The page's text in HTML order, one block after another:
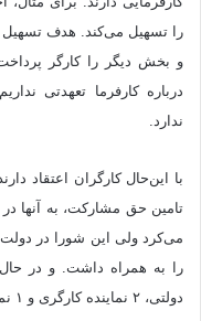
را تسهیل می‌کند. هدف تسهیل
و بخش دیگر را کارگر
درباره کارفرما تعهدتی
ندارد.
با این‌حال کارگران اعتقاد
می‌کرد ولی این شورا در
دولتی، ۲ نماینده کارگری و ۱ نماینده از کارفرماها حضور دارند.